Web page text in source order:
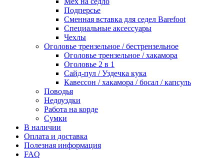
Подперсье
Сменная вставка для седел Barefoot
Специальные аксессуары
Чехлы
Оголовье трензельное / бестрензельное
Оголовье трензельное / хакамора
Оголовье 2 в 1
Сайд-пул / Уздечка кука
Кавессон / хакамора / босал / капсуль
Поводья
Недоуздки
Работа на корде
Сумки
В наличии
Оплата и доставка
Полезная информация
FAQ